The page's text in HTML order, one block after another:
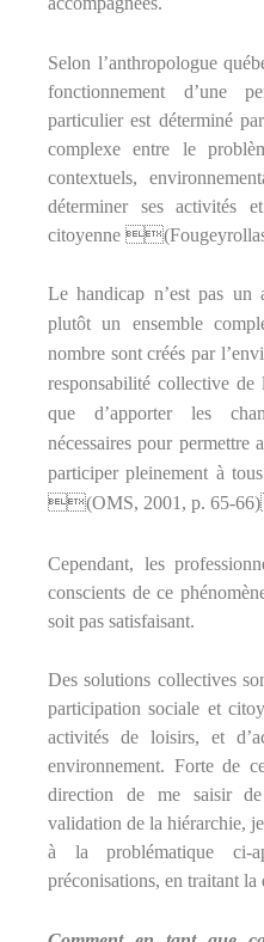
Selon l’anthropologue
fonctionnement d’une
particulier est déterminé
complexe entre le
contextuels,
déterminer ses activités
citoyenne
Le handicap n’est pas un
plutôt un ensemble
nombre sont créés par
responsabilité collective de
que d’apporter les
nécessaires pour permettre
participer pleinement à
(OMS, 2001, p.
Cependant, les
conscients de ce
soit pas satisfaisant.
Des solutions collectives
participation sociale et
activités de loisirs, et
environnement. Forte de
direction de me saisir de
validation de la hiérarchie,
à la problématique ci-
préconisations, en traitant